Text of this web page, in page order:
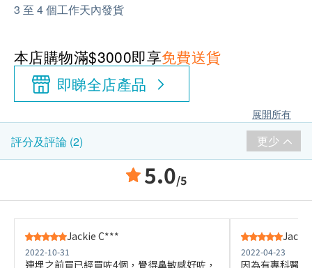
3 至 4 個工作天內發貨
本店購物滿$3000即享免費送貨
即睇全店產品
展開所有
評分及評論 (2) 更少
5.0/5
Jackie C***
2022-10-31
連埋之前買已經買咗4個，覺得鼻敏感好咗，
2022-04-23
因為有專科醫